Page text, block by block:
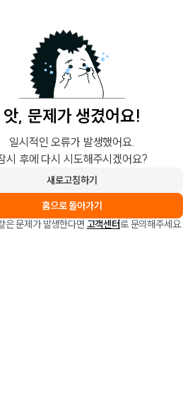
앗, 문제가 생겼어요!
일시적인 오류가 발생했어요.
시 후에 다시 시도해주시겠어요?
새로고침하기
홈으로 돌아가기
은 문제가 발생한다면 고객센터로 문의해주세요.